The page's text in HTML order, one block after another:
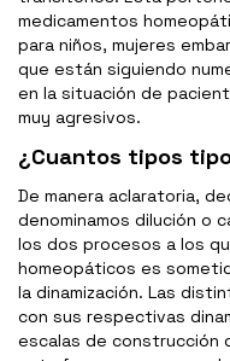
medicamentos
para niños, mujeres
que están siguiendo
en la situación de
muy agresivos.
¿Cuantos tipos
De manera aclaratoria,
denominamos dilución o
los dos procesos a los
homeopáticos es
la dinamización. Las
con sus respectivas
escalas de construcción